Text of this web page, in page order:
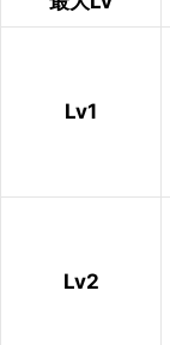
Lv1
Lv2